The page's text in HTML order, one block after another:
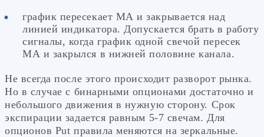
график пересекает МА и закрывается над
линией индикатора. Допускается брать в работу
сигналы, когда график одной свечой пересек
МА и закрылся в нижней половине канала.
Не всегда после этого происходит разворот рынка.
Но в случае с бинарными опционами достаточно и
небольшого движения в нужную сторону. Срок
экспирации задается равным 5-7 свечам. Для
опционов Put правила меняются на зеркальные.